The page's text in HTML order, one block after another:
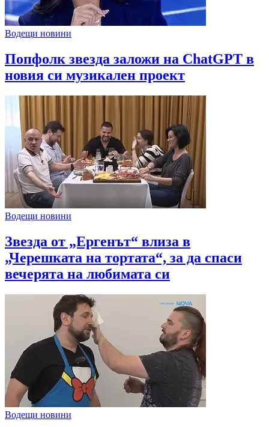
Водещи новини
Попфолк звезда заложи на ChatGPT в
новия си музикален проект
Водещи новини
Звезда от „Ергенът“ влиза в
„Черешката на тортата“, за да спаси
вечерята на любимата си
Водещи новини